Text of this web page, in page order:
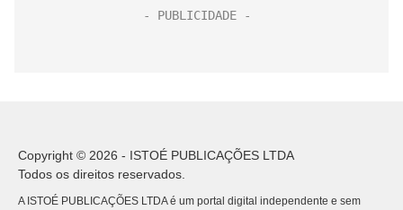
Copyright © 2026 - ISTOÉ PUBLICAÇÕES LTDA
Todos os direitos reservados.
A ISTOÉ PUBLICAÇÕES LTDA é um portal digital independente e sem